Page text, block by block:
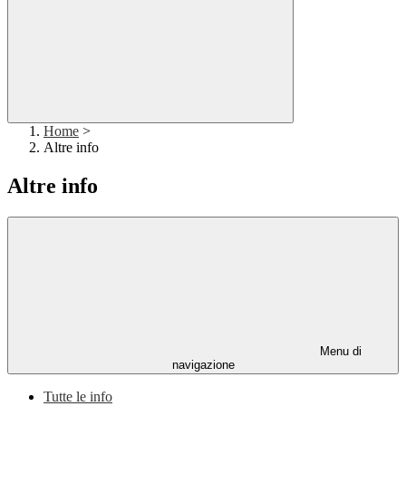
Home >
Altre info
Altre info
Menu di
navigazione
Tutte le info